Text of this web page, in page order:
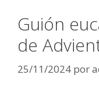
Guión
de
25/11/2024 por